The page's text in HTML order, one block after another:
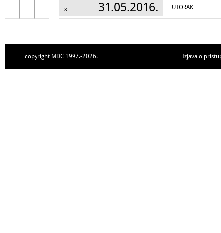
8 31.05.2016. UTORAK
copyright MDC 1997.-2026. Izjava o